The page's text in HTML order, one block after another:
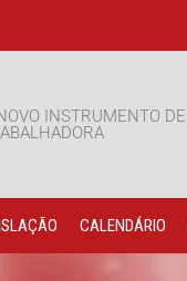
INSTRUMENTO DE
CALENDÁRIO